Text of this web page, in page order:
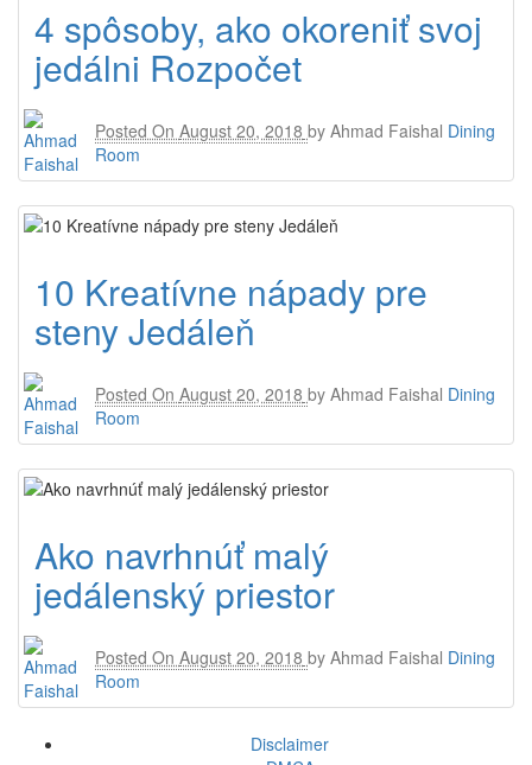
4 spôsoby, ako okoreniť svoj
jedálni Rozpočet
Posted On August 20, 2018 by Ahmad Faishal Dining
Room
10 Kreatívne nápady pre
steny Jedáleň
Posted On August 20, 2018 by Ahmad Faishal Dining
Room
Ako navrhnúť malý
jedálenský priestor
Posted On August 20, 2018 by Ahmad Faishal Dining
Room
Disclaimer